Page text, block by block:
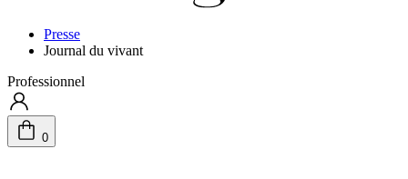
Presse
Journal du vivant
Professionnel
0